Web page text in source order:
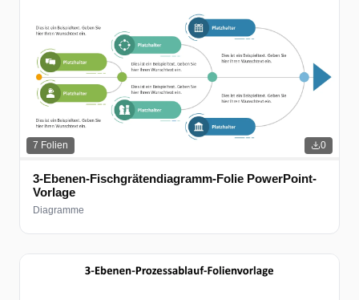
7 Folien 0
3-Ebenen-Fischgrätendiagramm-Folie PowerPoint-
Vorlage
Diagramme